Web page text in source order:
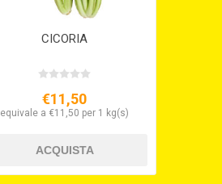
CICORIA
€11,50
equivale a €11,50 per 1 kg(s)